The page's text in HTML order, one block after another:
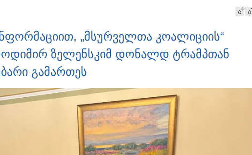
ა ა
„მსურველთა კოალიციის“
ზელენსკიმ დონალდ ტრამპთან
გამართეს